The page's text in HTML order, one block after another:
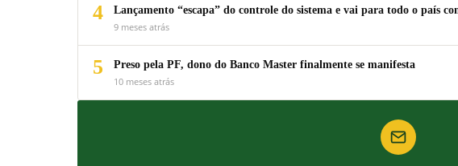
4
Lançamento “escapa” do controle do sistema e vai para todo o país
9 meses atrás
5
Preso pela PF, dono do Banco Master finalmente se manifesta
10 meses atrás